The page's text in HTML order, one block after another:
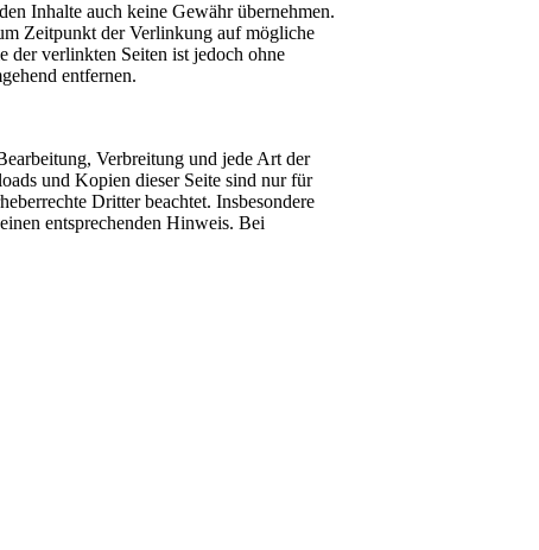
Inhalte auch keine Gewähr übernehmen.
Zeitpunkt der Verlinkung auf mögliche
der verlinkten Seiten ist jedoch ohne
entfernen.
Verbreitung und jede Art der
und Kopien dieser Seite sind nur für
Dritter beachtet. Insbesondere
entsprechenden Hinweis. Bei